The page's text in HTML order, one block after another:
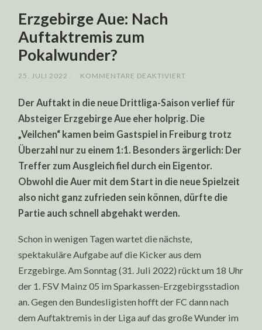
Erzgebirge Aue: Nach
Auftaktremis zum
Pokalwunder?
25. JULI 2022 KOMMENTARE DEAKTIVIERT
NACH
ZUM
Der Auftakt in die neue Drittliga-Saison verlief für
Absteiger Erzgebirge Aue eher holprig. Die
„Veilchen“ kamen beim Gastspiel in Freiburg trotz
Überzahl nur zu einem 1:1. Besonders ärgerlich: Der
Treffer zum Ausgleich fiel durch ein Eigentor.
Obwohl die Auer mit dem Start in die neue Spielzeit
also nicht ganz zufrieden sein können, dürfte die
Partie auch schnell abgehakt werden.
Schon in wenigen Tagen wartet die nächste,
spektakuläre Aufgabe auf die Kicker aus dem
Erzgebirge. Am Sonntag (31. Juli 2022) rückt um 18 Uhr
der 1. FSV Mainz 05 im Sparkassen-Erzgebirgsstadion
an. Gegen den Bundesligisten hofft der FC dann nach
dem Auftaktremis in der Liga auf das große Wunder im